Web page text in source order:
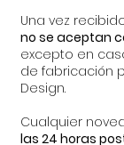
Una vez
no se aceptan
excepto en
de fabricación
Design.
Cualquier
las 24 horas